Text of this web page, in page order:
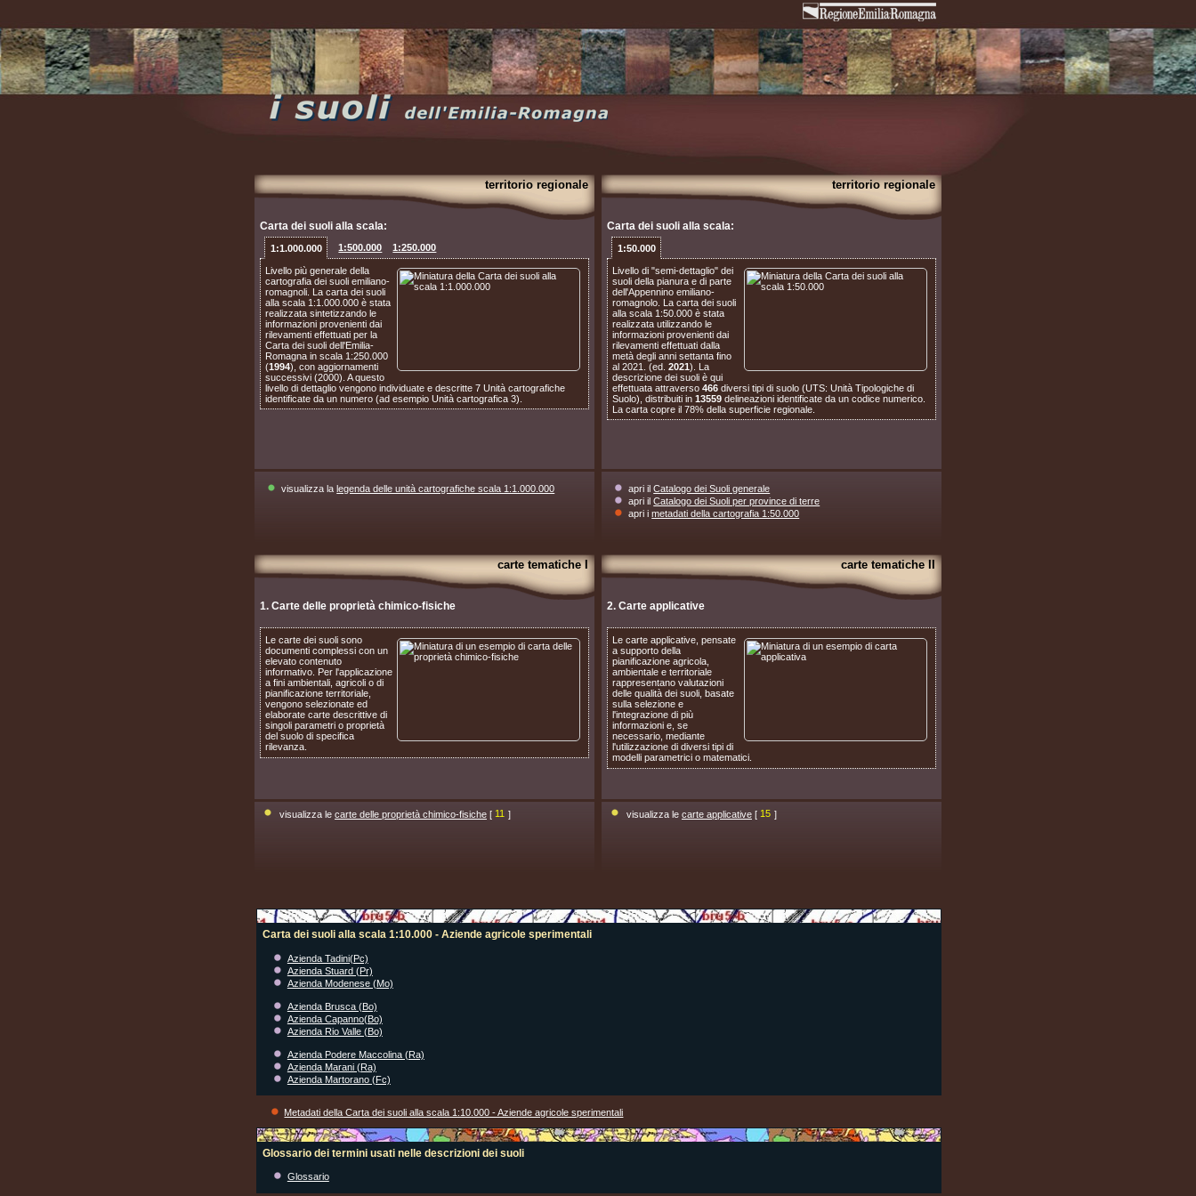
territorio regionale
Carta dei suoli alla scala:
1:1.000.000 1:500.000 1:250.000
Livello più generale della
cartografia dei suoli emiliano-
romagnoli. La carta dei suoli
alla scala 1:1.000.000 è stata
realizzata sintetizzando le
informazioni provenienti dai
rilevamenti effettuati per la
Carta dei suoli dell'Emilia-
Romagna in scala 1:250.000
(1994), con aggiornamenti
successivi (2000). A questo
livello di dettaglio vengono individuate e descritte 7 Unità cartografiche
identificate da un numero (ad esempio Unità cartografica 3).
visualizza lalegenda delle unità cartografiche scala 1:1.000.000
territorio regionale
Carta dei suoli alla scala:
1:50.000
Livello di "semi-dettaglio" dei
suoli della pianura e di parte
dell'Appennino emiliano-
romagnolo. La carta dei suoli
alla scala 1:50.000 è stata
realizzata utilizzando le
informazioni provenienti dai
rilevamenti effettuati dalla
metà degli anni settanta fino
al 2021. (ed.2021). La
descrizione dei suoli è qui
effettuata attraverso466 diversi tipi di suolo (UTS: Unità Tipologiche di
Suolo), distribuiti in13559 delineazioni identificate da un codice numerico.
La carta copre il 78% della superficie regionale.
apri ilCatalogo dei Suoli generale
apri ilCatalogo dei Suoli per province di terre
apri imetadati della cartografia 1:50.000
carte tematiche I
1. Carte delle proprietà chimico-fisiche
Le carte dei suoli sono
documenti complessi con un
elevato contenuto
informativo. Per l'applicazione
a fini ambientali, agricoli o di
pianificazione territoriale,
vengono selezionate ed
elaborate carte descrittive di
singoli parametri o proprietà
del suolo di specifica
rilevanza.
visualizza le carte delle proprietà chimico-fisiche [ 11 ]
carte tematiche II
2. Carte applicative
Le carte applicative, pensate
a supporto della
pianificazione agricola,
ambientale e territoriale
rappresentano valutazioni
delle qualità dei suoli, basate
sulla selezione e
l'integrazione di più
informazioni e, se
necessario, mediante
l'utilizzazione di diversi tipi di
modelli parametrici o matematici.
visualizza le carte applicative [ 15 ]
Carta dei suoli alla scala 1:10.000 - Aziende agricole sperimentali
Azienda Tadini(Pc)
Azienda Stuard (Pr)
Azienda Modenese (Mo)
Azienda Brusca (Bo)
Azienda Capanno(Bo)
Azienda Rio Valle (Bo)
Azienda Podere Maccolina (Ra)
Azienda Marani (Ra)
Azienda Martorano (Fc)
Metadati della Carta dei suoli alla scala 1:10.000 - Aziende agricole sperimentali
Glossario dei termini usati nelle descrizioni dei suoli
Glossario